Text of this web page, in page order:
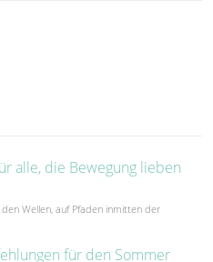
alle, die Bewegung lieben
Wellen, auf Pfaden inmitten der
für den Sommer